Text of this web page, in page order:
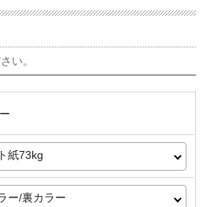
い。
紙73kg
ー/裏カラー